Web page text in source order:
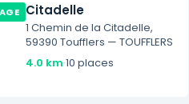
Citadelle
1 Chemin de la Citadelle,
59390 Toufflers — TOUFFLERS
4.0 km·10 places